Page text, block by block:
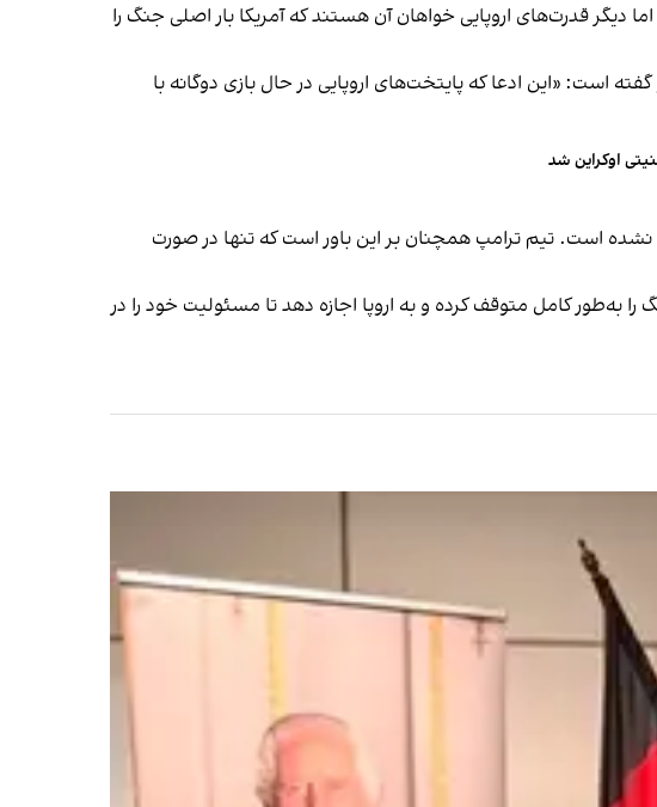
دیگر قدرت‌های اروپایی خواهان آن هستند که آمریکا بار اصلی جنگ را
است: «این ادعا که پایتخت‌های اروپایی در حال بازی دوگانه با
اوکراین شد
است. تیم ترامپ همچنان بر این باور است که تنها در صورت
به‌طور کامل متوقف کرده و به اروپا اجازه دهد تا مسئولیت خود را در